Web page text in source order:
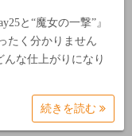
と“魔女の一撃”』
たく分かりません
な仕上がりになり
続きを読む